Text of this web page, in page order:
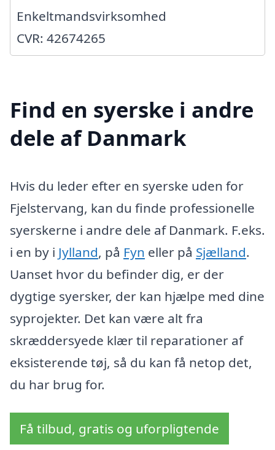
Enkeltmandsvirksomhed
CVR: 42674265
Find en syerske i andre
dele af Danmark
Hvis du leder efter en syerske uden for
Fjelstervang, kan du finde professionelle
syerskerne i andre dele af Danmark. F.eks.
i en by i Jylland, på Fyn eller på Sjælland.
Uanset hvor du befinder dig, er der
dygtige syersker, der kan hjælpe med dine
syprojekter. Det kan være alt fra
skræddersyede klær til reparationer af
eksisterende tøj, så du kan få netop det,
du har brug for.
Få tilbud, gratis og uforpligtende